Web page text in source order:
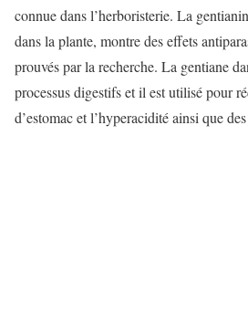
connue dans l’herboristerie. La
dans la plante, montre des effets
prouvés par la recherche. La gentiane
processus digestifs et il est utilisé pour
d’estomac et l’hyperacidité ainsi que